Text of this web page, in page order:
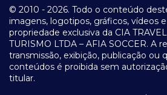
© 2010 - 2026. Todo o conteúdo
imagens, logotipos, gráficos, vídeos
propriedade exclusiva da CIA
TURISMO LTDA – AFIA SOCCER. A
transmissão, exibição, publicação ou
conteúdos é proibida sem
titular.